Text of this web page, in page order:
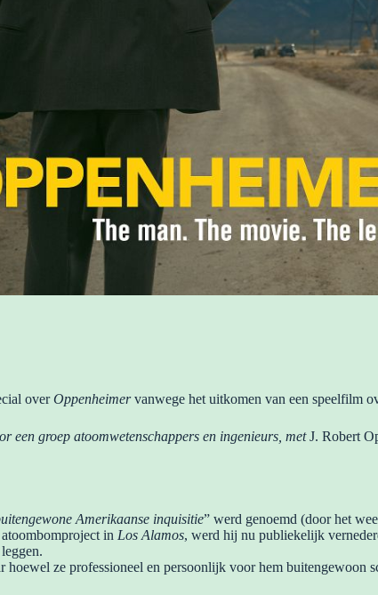
overOppenheimervanwege het uitkomen van een speelfilm
een groep atoomwetenschappers en ingenieurs, metJ. Robert
Amerikaanse inquisitie” werd genoemd (door het
in Los Alamos, werd hij nu publiekelijk
ze professioneel en persoonlijk voor hem buitengewoon